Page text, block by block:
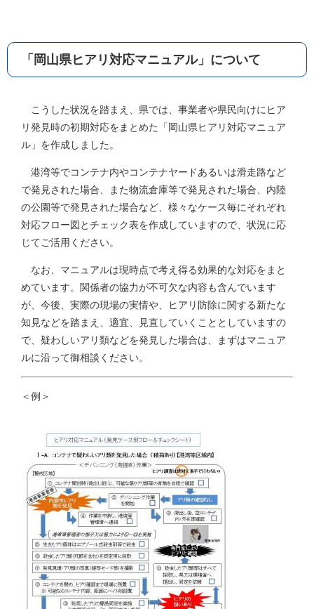
「岡山県ヒアリ対応マニュアル」について
こうした状況を踏まえ、県では、事業者や県民向けにヒア
リ発見時の初期対応をまとめた「岡山県ヒアリ対応マニュア
ル」を作成しました。
港湾等でコンテナ内やコンテナヤードあるいは滑走路など
で発見された場合、また物流倉庫等で発見された場合、内陸
の公園等で発見された場合など、様々なケース毎にそれぞれ
対応フロー図とチェック表を作成していますので、状況に応
じてご活用ください。
なお、マニュアルは現時点で考え得る効果的な対応をまと
めています。関係者の協力が不可欠な内容も含んでいます
が、今後、実際の現場の実情や、ヒアリ防除に関する新たな
知見などを踏まえ、適宜、見直していくこととしていますの
で、疑わしいアリ類などを発見した場合は、まずはマニュア
ルに沿って御相談ください。
＜例＞